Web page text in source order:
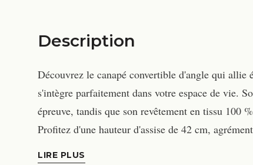
Description
Découvrez le canapé convertible d'angle qui
s'intègre parfaitement dans votre espace de vie.
épreuve, tandis que son revêtement en tissu 100
Profitez d'une hauteur d'assise de 42 cm,
LIRE PLUS